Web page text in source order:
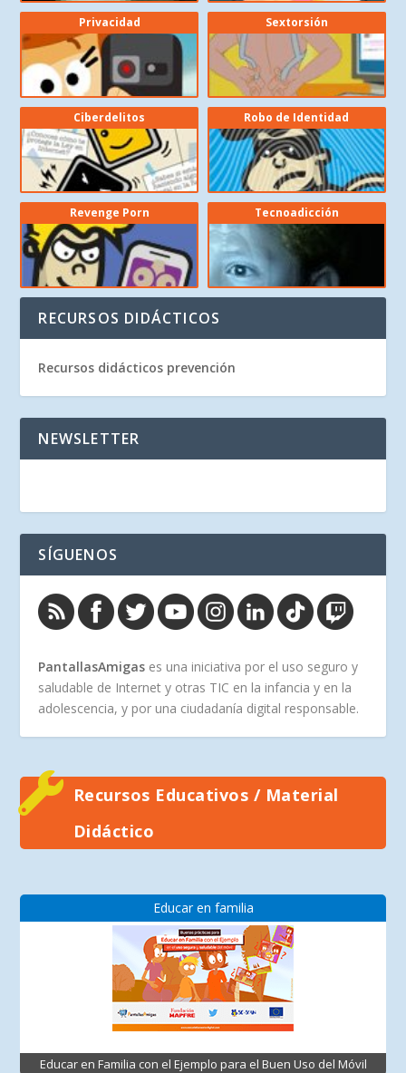
Privacidad Sextorsión
Ciberdelitos Robo de Identidad
Revenge Porn Tecnoadicción
RECURSOS DIDÁCTICOS
Recursos didácticos prevención
NEWSLETTER
SÍGUENOS
PantallasAmigas es una iniciativa por el uso seguro y
saludable de Internet y otras TIC en la infancia y en la
adolescencia, y por una ciudadanía digital responsable.
Recursos Educativos / Material
Didáctico
Educar en familia
Educar en Familia con el Ejemplo para el Buen Uso del Móvil